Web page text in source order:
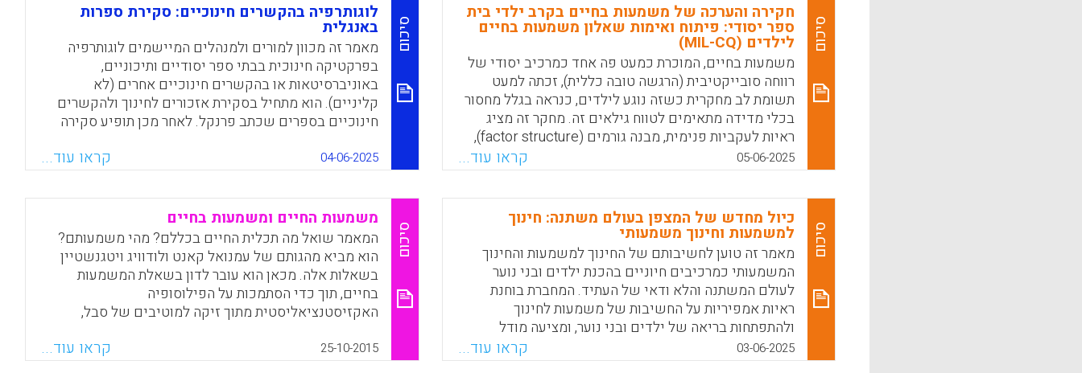
WhatsApp
Facebook
Email
X סיכום
חקירה והערכה של משמעות בחיים בקרב ילדי בית
ספר יסודי: פיתוח ואימות שאלון משמעות בחיים
לילדים (MIL-CQ)
משמעות בחיים, המוכרת כמעט פה אחד כמרכיב יסודי של
רווחה סובייקטיבית (הרגשה טובה כללית), זכתה למעט
תשומת לב מחקרית כשזה נוגע לילדים, כנראה בגלל מחסור
בכלי מדידה מתאימים לטווח גילאים זה. מחקר זה מציג
ראיות לעקביות פנימית, מבנה גורמים (factor structure),
ותוקף של שאלון משמעות בחיים לילדים (MIL-CQ), שהוא
כלי דיווח עצמי חדש הכולל 21 פריטים, הבודק את נוכחותה
ומקורותיה של משמעות בחיים אצל ילדים.
WhatsApp
Facebook
Email
X
05-06-2025 קראו עוד...
סיכום
לוגותרפיה בהקשרים חינוכיים: סקירת ספרות
באנגלית
מאמר זה מכוון למורים ולמנהלים המיישמים לוגותרפיה
בפרקטיקה חינוכית בבתי ספר יסודיים ותיכוניים,
באוניברסיטאות או בהקשרים חינוכיים אחרים (לא
קליניים). הוא מתחיל בסקירת אזכורים לחינוך ולהקשרים
חינוכיים בספרים שכתב פרנקל. לאחר מכן תופיע סקירה
חינוך אחרים עשויים למצוא רעיונות ומשאבים אלה
שימושיים לבנייה ולהגנה על עבודתם האקדמית
והפרקטיקה המקצועית שלהם
WhatsApp
Facebook
Email
X
04-06-2025 קראו עוד...
סיכום
כיול מחדש של המצפן בעולם משתנה: חינוך
למשמעות וחינוך משמעותי
מאמר זה טוען לחשיבותם של החינוך למשמעות והחינוך
המשמעותי כמרכיבים חיוניים בהכנת ילדים ובני נוער
לעולם המשתנה והלא ודאי של העתיד. המחברת בוחנת
ראיות אמפיריות על החשיבות של משמעות לחינוך
ולהתפתחות בריאה של ילדים ובני נוער, ומציעה מודל
להתערבות.
03-06-2025 קראו עוד...
סיכום
משמעות החיים ומשמעות בחיים
המאמר שואל מה תכלית החיים בכללם? מהי משמעותם?
הוא מביא מהגותם של עמנואל קאנט ולודוויג ויטגנשטיין
בשאלות אלה. מכאן הוא עובר לדון בשאלת המשמעות
בחיים, תוך כדי הסתמכות על הפילוסופיה
האקזיסטנציאליסטית מתוך זיקה למוטיבים של סבל,
25-10-2015 קראו עוד...